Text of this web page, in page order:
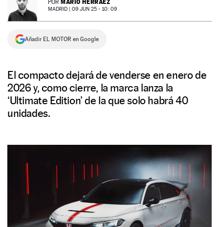
NEWSLETTER
SÍGUENOS
POR MARIO HERRÁEZ
MADRID | 09 JUN 25 - 10: 09
Añadir EL MOTOR en Google
El compacto dejará de venderse en enero de
2026 y, como cierre, la marca lanza la
‘Ultimate Edition’ de la que solo habrá 40
unidades.